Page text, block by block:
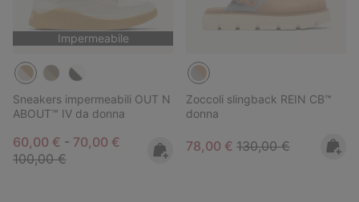
Impermeabile
Sneakers impermeabili OUT N
ABOUT™ IV da donna
Minimum sale price:
60,00 € - Maximum sale price:
70,00 € Regular price:
100,00 €
Zoccoli slingback REIN CB™
donna
Sale price:
78,00 € Regular price:
130,00 €